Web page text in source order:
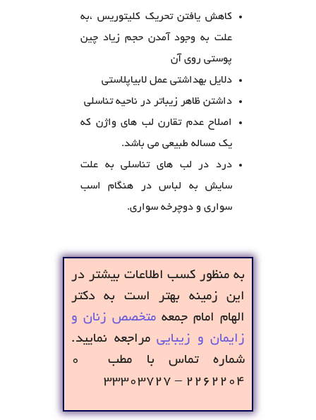
کاهش یافتن تحریک کلیتوریس ،به
علت به وجود آمدن حجم زیاد چین
پوستی روی آن
دلایل بهداشتی عمل لابیاپلاستی
داشتن ظاهر زیباتر در ناحیه تناسلی
اصلاح عدم تقارن لب های واژن که
یک مساله طبیعی می باشد.
درد در لب های تناسلی به علت
سایش به لباس در هنگام اسب
سواری و دوچرخه سواری.
به منظور کسب اطلاعات بیشتر در
این زمینه بهتر است به دکتر
الهام امام جمعه متخصص زنان و
زایمان و زیبایی مراجعه نمایید.
شماره تماس با مطب ۰
۲۲۶۲۲۰۴ – ۳۳۳۰۳۷۲۷